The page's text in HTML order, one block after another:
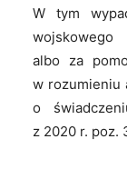
W tym
albo za
w rozumieniu
o
z 2020 r. poz.